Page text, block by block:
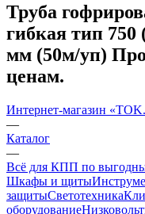
Труба
гибкая тип 750
мм (50м/уп)
ценам.
Интернет-магазин
—
Каталог
—
Всё для КПП по
Шкафы и щиты
защитыСветотехника
оборудование